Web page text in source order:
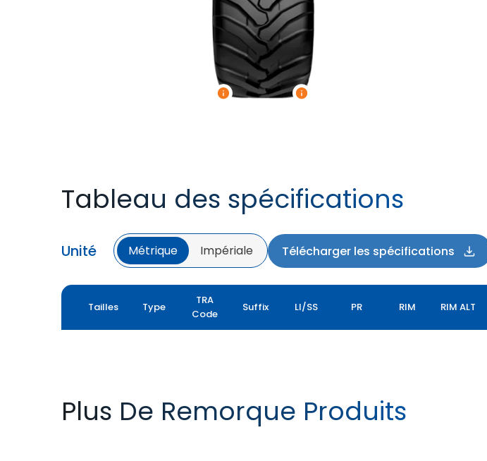
Tableau des spécifications
Unité Métrique Impériale Télécharger les spécifications
Tailles Type
TRA
Code
Suffix LI/SS PR RIM RIM ALT
Plus De Remorque Produits